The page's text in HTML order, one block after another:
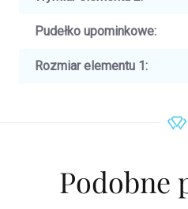
Pudełko upominkowe:
Rozmiar elementu 1:
Podobne